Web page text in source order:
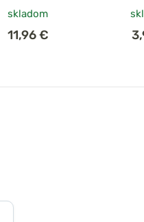
skladom
11,96 €